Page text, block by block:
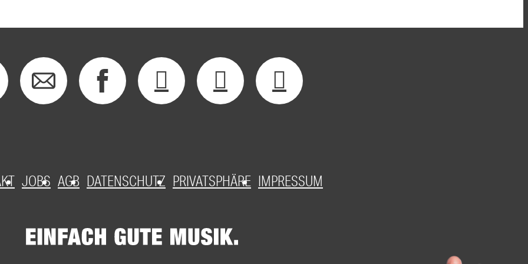
JOBS AGB DATENSCHUTZ PRIVATSPHÄRE IMPRESSUM